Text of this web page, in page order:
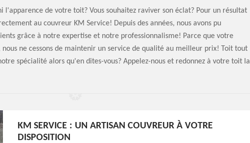
l'apparence de votre toit? Vous souhaitez raviver son éclat? Pour un résultat
au couvreur KM Service! Depuis des années, nous avons pu
grâce à notre expertise et notre professionnalisme! Parce que votre
ne cessons de maintenir un service de qualité au meilleur prix! Toit tout
spécialité alors qu'en dites-vous? Appelez-nous et redonnez à votre toit la
KM SERVICE : UN ARTISAN COUVREUR À VOTRE
DISPOSITION